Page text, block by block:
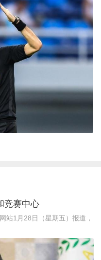
竞赛中心
站1月28日（星期五）报道，